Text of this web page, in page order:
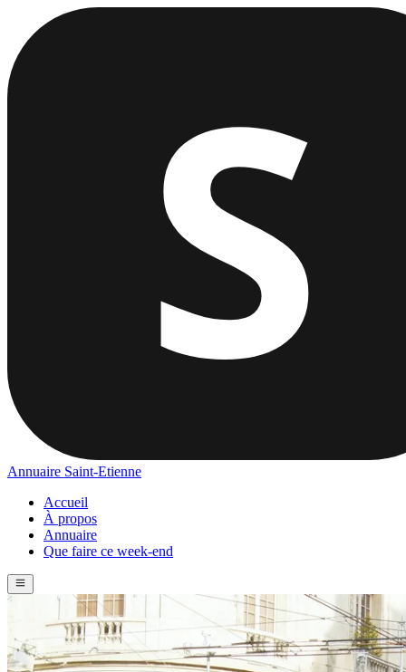
Annuaire Saint-Etienne
Accueil
À propos
Annuaire
Que faire ce week-end